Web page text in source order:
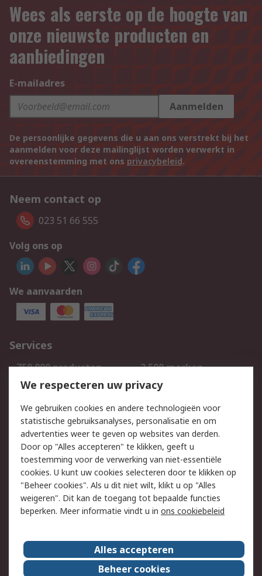
Wees als eerste op de hoogte van
onze nieuwste producten en
aanbiedingen
E-mailadres
Aanmelden
De persoonlijke gegevens die u aan ons verstrekt bij het
aanmelden voor deze mailinglijst worden verwerkt in
overeenstemming met ons privacybeleid.
Neem contact op
023 51 66 555
Volg ons op
We aanvaarden
Services
750.000 producten
2.500 merken
Bestellen
Inkoopoplossingen
Track & Trace
Wettelijk
Cookiebeleid
Email veiligheid
Privacybeleid
Websitevoorwaarden
Algemene
verkoopvoorwaarden
Over RS
RS Group Over ons
We respecteren uw privacy
We gebruiken cookies en andere technologieën voor
statistische gebruiksanalyses, personalisatie en om
advertenties weer te geven op websites van derden.
Door op "Alles accepteren" te klikken, geeft u
toestemming voor de verwerking van niet-essentiële
cookies. U kunt uw cookies selecteren door te klikken op
"Beheer cookies". Als u dit niet wilt, klikt u op "Alles
weigeren". Dit kan de toegang tot bepaalde functies
beperken. Meer informatie vindt u in ons cookiebeleid
Alles accepteren
Beheer cookies